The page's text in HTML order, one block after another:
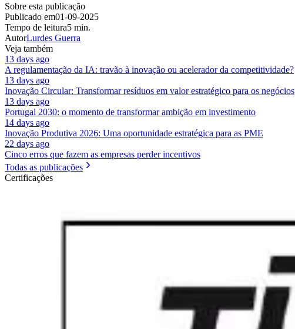
Sobre esta publicação
Publicado em01-09-2025
Tempo de leitura5 min.
AutorLurdes Guerra
Veja também
13 days ago
A regulamentação da IA: travão à inovação ou acelerador da competitividade?
13 days ago
Inovação Circular: Transformar resíduos em valor estratégico para os negócios
13 days ago
Portugal 2030: o momento de transformar ambição em investimento
14 days ago
Inovação Produtiva 2026: Uma oportunidade estratégica para as PME
22 days ago
Cinco erros que fazem as empresas perder incentivos
Todas as publicações
Certificações